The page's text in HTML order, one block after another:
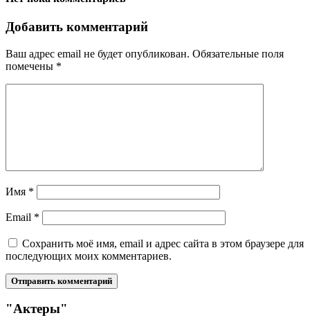
Добавить комментарий
Ваш адрес email не будет опубликован. Обязательные поля
помечены *
Имя *
Email *
Сохранить моё имя, email и адрес сайта в этом браузере для
последующих моих комментариев.
"Актеры"